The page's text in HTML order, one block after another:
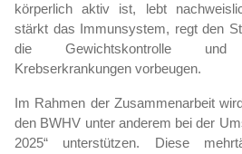
körperlich aktiv ist, lebt
stärkt das Immunsystem, regt den
die Gewichtskontrolle
Krebserkrankungen vorbeugen.
Im Rahmen der Zusammenarbeit
den BWHV unter anderem bei der
2025“ unterstützen. Diese